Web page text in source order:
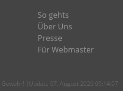
So gehts
Über Uns
Presse
Für Webmaster
|Update 07. August 2026 09:14:07